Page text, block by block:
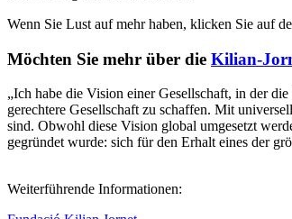
Haben Sie bereits einige dieser Empfehlungen
Wenn Sie Lust auf mehr haben, klicken Sie auf
Möchten Sie mehr über die Kilian-
„Ich habe die Vision einer Gesellschaft, in der
gerechtere Gesellschaft zu schaffen. Mit
gegründet wurde: sich für den Erhalt eines der